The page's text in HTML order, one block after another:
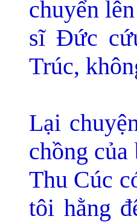
chuyển
sĩ Đức
Trúc,
Lại
chồng
Thu Cúc
tôi hằng